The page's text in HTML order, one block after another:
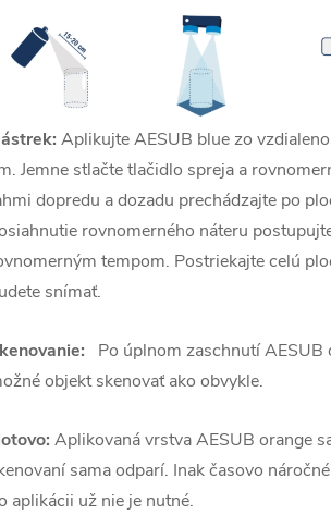
Aplikujte AESUB blue zo
Jemne stlačte tlačidlo spreja a
dopredu a dozadu prechádzajte po
rovnomerného náteru
tempom. Postriekajte celú
snímať.
Po úplnom zaschnutí AESUB
objekt skenovať ako obvykle.
Aplikovaná vrstva AESUB orange
sama odparí. Inak časovo
aplikácii už nie je nutné.